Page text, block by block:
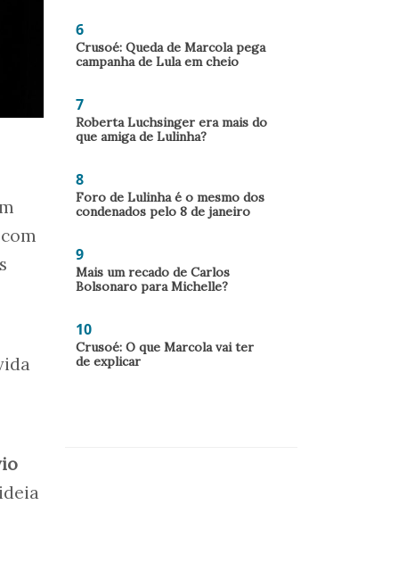
6
Crusoé: Queda de Marcola pega
campanha de Lula em cheio
7
Roberta Luchsinger era mais do
que amiga de Lulinha?
8
Foro de Lulinha é o mesmo dos
condenados pelo 8 de janeiro
9
Mais um recado de Carlos
Bolsonaro para Michelle?
10
Crusoé: O que Marcola vai ter
de explicar